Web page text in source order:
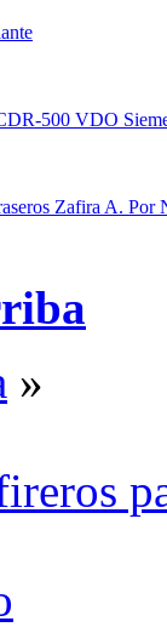
500 VDO
Zafira A. Por
»